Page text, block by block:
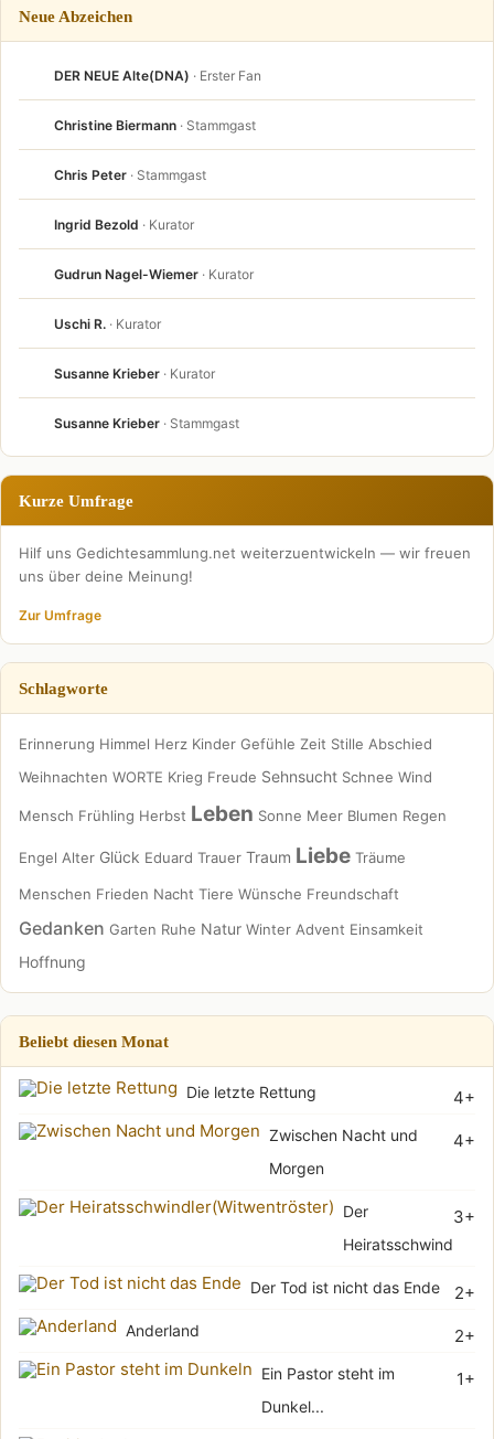
Neue Abzeichen
DER NEUE Alte(DNA) · Erster Fan
Christine Biermann · Stammgast
Chris Peter · Stammgast
Ingrid Bezold · Kurator
Gudrun Nagel-Wiemer · Kurator
Uschi R. · Kurator
Susanne Krieber · Kurator
Susanne Krieber · Stammgast
Kurze Umfrage
Hilf uns Gedichtesammlung.net weiterzuentwickeln — wir freuen
uns über deine Meinung!
Zur Umfrage
Schlagworte
Erinnerung Himmel Herz Kinder Gefühle Zeit Stille Abschied
Weihnachten WORTE Krieg Freude Sehnsucht Schnee Wind
Mensch Frühling Herbst Leben Sonne Meer Blumen Regen
Engel Alter Glück Eduard Trauer Traum Liebe Träume
Menschen Frieden Nacht Tiere Wünsche Freundschaft
Gedanken Garten Ruhe Natur Winter Advent Einsamkeit
Hoffnung
Beliebt diesen Monat
4+
Die letzte Rettung
4+
Zwischen Nacht und
Morgen
3+
Der
2+
Der Tod ist nicht das Ende
2+
Anderland
1+
Ein Pastor steht im
Dunkel...